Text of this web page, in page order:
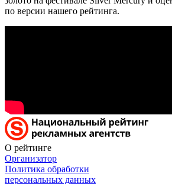
по версии нашего рейтинга.
О рейтинге
Организатор
Политика обработки
персональных данных